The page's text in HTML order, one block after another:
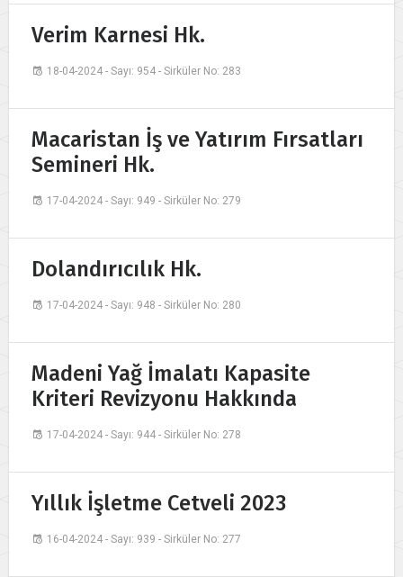
Verim Karnesi Hk.
18-04-2024 - Sayı: 954 - Sirküler No: 283
Macaristan İş ve Yatırım Fırsatları
Semineri Hk.
17-04-2024 - Sayı: 949 - Sirküler No: 279
Dolandırıcılık Hk.
17-04-2024 - Sayı: 948 - Sirküler No: 280
Madeni Yağ İmalatı Kapasite
Kriteri Revizyonu Hakkında
17-04-2024 - Sayı: 944 - Sirküler No: 278
Yıllık İşletme Cetveli 2023
16-04-2024 - Sayı: 939 - Sirküler No: 277